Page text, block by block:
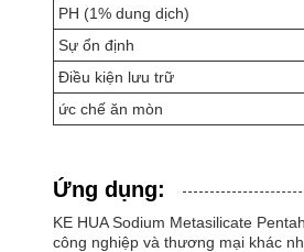
PH (1% dung dịch)
Sự ổn định
Điều kiện lưu trữ
ức chế ăn mòn
Ứng dụng:
KE HUA Sodium Metasilicate
công nghiệp và thương mại khác